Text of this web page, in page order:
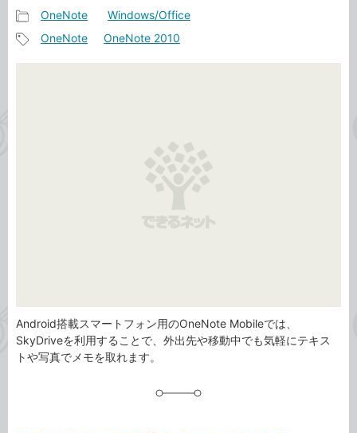
事
カ
OneNote Windows/Office
OneNote OneNote 2010
Android搭載スマートフォン用のOneNote Mobileでは、
SkyDriveを利用することで、外出先や移動中でも気軽にテキス
トや写真でメモを取れます。